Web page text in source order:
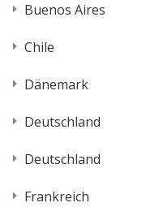
Buenos Aires
Chile
Dänemark
Deutschland
Deutschland
Frankreich